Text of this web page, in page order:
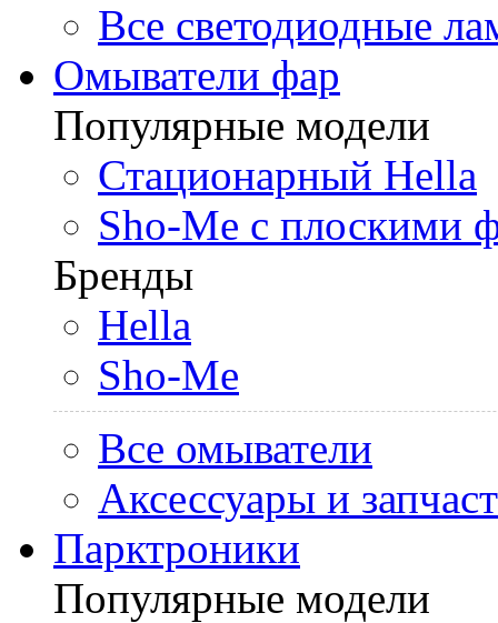
Все светодиодные
Омыватели фар
Популярные модели
Стационарный Hella
Sho-Me с плоскими
Бренды
Hella
Sho-Me
Все омыватели
Аксессуары и
Парктроники
Популярные модели